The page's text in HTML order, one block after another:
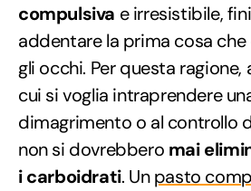
compulsiva e irresistibile,
addentare la prima cosa
gli occhi. Per questa ragione,
cui si voglia intraprendere
dimagrimento o al controllo
non si dovrebbero mai
i carboidrati. Unpasto